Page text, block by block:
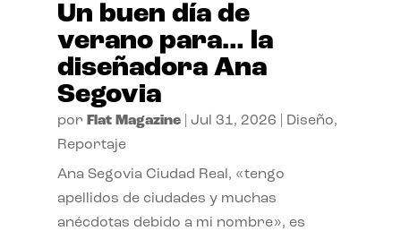
Un buen día de
verano para… la
diseñadora Ana
Segovia
por Flat Magazine| Jul 31, 2026 Diseño,
Reportaje
Ana Segovia Ciudad Real, «tengo
apellidos de ciudades y muchas
anécdotas debido a mi nombre», es